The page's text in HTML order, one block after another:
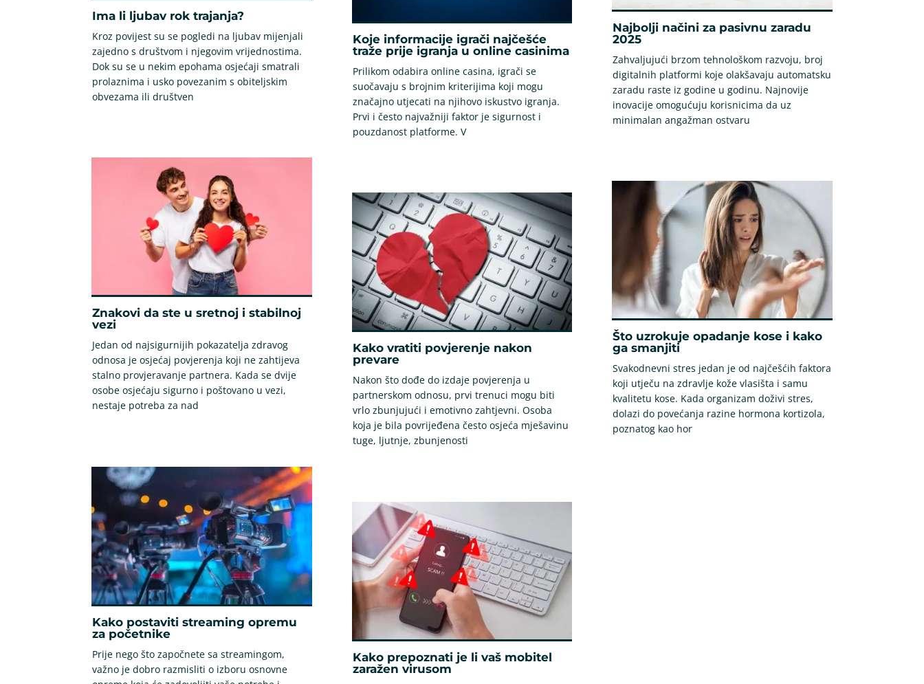
Ima li ljubav rok trajanja?
Kroz povijest su se pogledi na ljubav mijenjali
zajedno s društvom i njegovim vrijednostima.
Dok su se u nekim epohama osjećaji smatrali
prolaznima i usko povezanim s obiteljskim
obvezama ili društven
Znakovi da ste u sretnoj i stabilnoj
vezi
Jedan od najsigurnijih pokazatelja zdravog
odnosa je osjećaj povjerenja koji ne zahtijeva
stalno provjeravanje partnera. Kada se dvije
osobe osjećaju sigurno i poštovano u vezi,
nestaje potreba za nad
Kako postaviti streaming opremu
za početnike
Prije nego što započnete sa streamingom,
važno je dobro razmisliti o izboru osnovne
Koje informacije igrači najčešće
traže prije igranja u online casinima
Prilikom odabira online casina, igrači se
suočavaju s brojnim kriterijima koji mogu
značajno utjecati na njihovo iskustvo igranja.
Prvi i često najvažniji faktor je sigurnost i
pouzdanost platforme. V
Kako vratiti povjerenje nakon
prevare
Nakon što dođe do izdaje povjerenja u
partnerskom odnosu, prvi trenuci mogu biti
vrlo zbunjujući i emotivno zahtjevni. Osoba
koja je bila povrijeđena često osjeća mješavinu
tuge, ljutnje, zbunjenosti
Kako prepoznati je li vaš mobitel
zaražen virusom
Najbolji načini za pasivnu zaradu
2025
Zahvaljujući brzom tehnološkom razvoju, broj
digitalnih platformi koje olakšavaju automatsku
zaradu raste iz godine u godinu. Najnovije
inovacije omogućuju korisnicima da uz
minimalan angažman ostvaru
Što uzrokuje opadanje kose i kako
ga smanjiti
Svakodnevni stres jedan je od najčešćih faktora
koji utječu na zdravlje kože vlasišta i samu
kvalitetu kose. Kada organizam doživi stres,
dolazi do povećanja razine hormona kortizola,
poznatog kao hor